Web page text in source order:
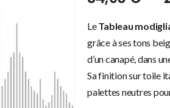
LeTableau
grâce à ses tons
d’un canapé, dans
Sa finition sur toile
palettes neutres